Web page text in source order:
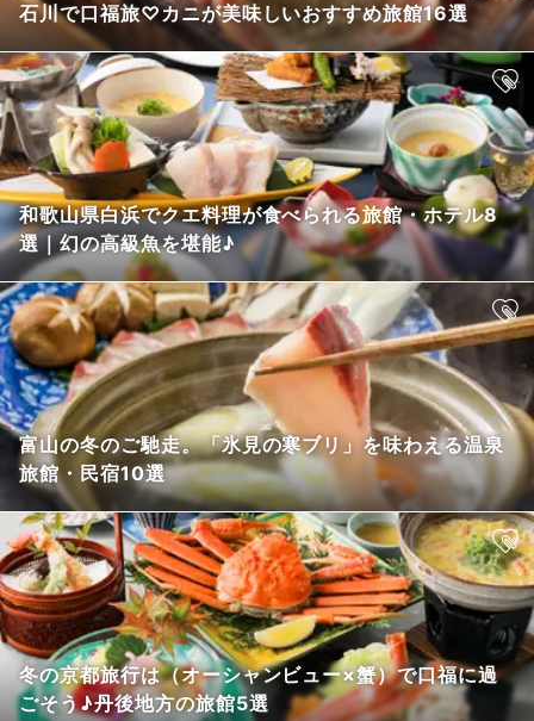
石川で口福旅♡カニが美味しいおすすめ旅館16選
和歌山県白浜でクエ料理が食べられる旅館・ホテル8
選｜幻の高級魚を堪能♪
富山の冬のご馳走。「氷見の寒ブリ」を味わえる温泉
旅館・民宿10選
冬の京都旅行は（オーシャンビュー×蟹）で口福に過
ごそう♪丹後地方の旅館5選